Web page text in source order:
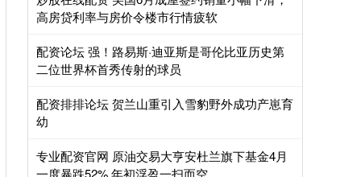
高房贷利率与房价令楼市行情疲软
配资论坛 强！路易斯·迪亚斯是哥伦比亚历史第
二位世界杯首秀传射的球员
配资排排论坛 贺兰山重引入雪豹野外成功产崽育
幼
专业配资官网 原油交易大亨安杜兰旗下基金4月
一度暴跌52% 年初浮盈一扫而空